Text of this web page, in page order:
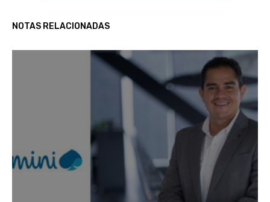
NOTAS RELACIONADAS